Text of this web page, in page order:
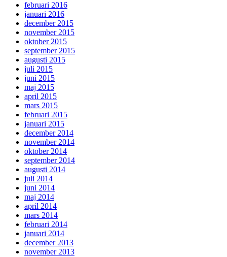
februari 2016
januari 2016
december 2015
november 2015
oktober 2015
september 2015
augusti 2015
juli 2015
juni 2015
maj 2015
april 2015
mars 2015
februari 2015
januari 2015
december 2014
november 2014
oktober 2014
september 2014
augusti 2014
juli 2014
juni 2014
maj 2014
april 2014
mars 2014
februari 2014
januari 2014
december 2013
november 2013